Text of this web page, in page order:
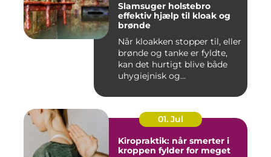
Slamsuger holstebro
effektiv hjælp til kloak og
brønde
Når kloakken stopper til, eller
brønde og tanke er fyldte,
kan det hurtigt blive både
uhygiejnisk og...
01. Jul
Kiropraktik: når smerter i
kroppen fylder for meget